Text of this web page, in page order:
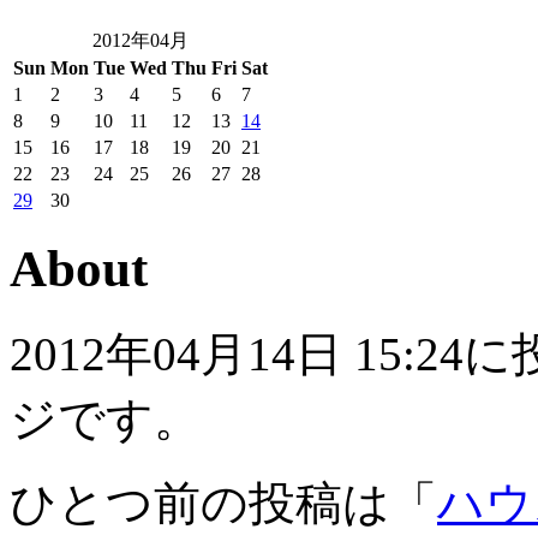
2012年04月
Sun Mon Tue Wed Thu Fri Sat
1
2 3 4 5 6
7
8
9 10 11 12 13 14
15
16 17 18 19 20 21
22
23 24 25 26 27 28
29
30
About
2012年04月14日 15:24
ジです。
ひとつ前の投稿は「ハ